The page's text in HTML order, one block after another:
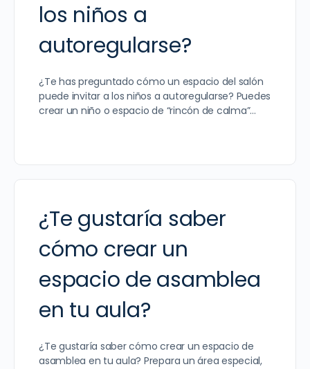
los niños a
autoregularse?
¿Te has preguntado cómo un espacio del salón
puede invitar a los niños a autoregularse? Puedes
crear un niño o espacio de “rincón de calma”…
¿Te gustaría saber
cómo crear un
espacio de asamblea
en tu aula?
¿Te gustaría saber cómo crear un espacio de
asamblea en tu aula? Prepara un área especial,